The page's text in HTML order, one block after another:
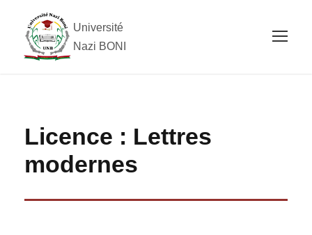
Université
Nazi BONI
Licence : Lettres
modernes